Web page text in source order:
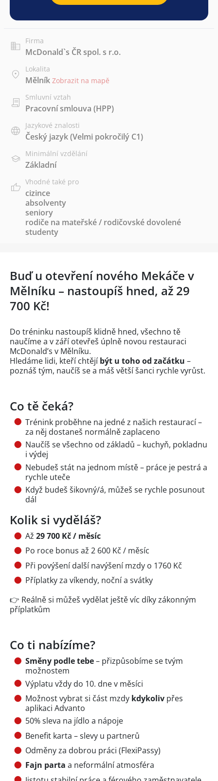
Firma
McDonald`s ČR spol. s r.o.
Lokalita
Mělník Zobrazit na mapě
Smluvní vztah
Pracovní smlouva (HPP)
Jazykové znalosti
Český jazyk(Velmi pokročilý C1)
Minimální vzdělání
Základní
Vhodné také pro
cizince
absolventy
seniory
rodiče na mateřské / rodičovské dovolené
studenty
Buď u otevření nového Mekáče v
Mělníku – nastoupíš hned, až 29
700 Kč!
Do tréninku nastoupíš klidně hned, všechno tě
naučíme a v září otevřeš úplně novou restauraci
McDonald’s v Mělníku.
Hledáme lidi, kteří chtějíbýt u toho od začátku –
poznáš tým, naučíš se a máš větší šanci rychle vyrůst.
Co tě čeká?
Trénink proběhne na jedné z našich restaurací –
za něj dostaneš normálně zaplaceno
Naučíš se všechno od základů – kuchyň, pokladnu
i výdej
Nebudeš stát na jednom místě – práce je pestrá a
rychle uteče
Když budeš šikovný/á, můžeš se rychle posunout
dál
Kolik si vyděláš?
Až 29 700 Kč / měsíc
Po roce bonus až 2 600 Kč / měsíc
Při povýšení další navýšení mzdy o 1760 Kč
Příplatky za víkendy, noční a svátky
👉 Reálně si můžeš vydělat ještě víc díky zákonným
příplatkům
Co ti nabízíme?
Směny podle tebe– přizpůsobíme se tvým
možnostem
Výplatu vždy do 10. dne v měsíci
Možnost vybrat si část mzdy kdykoliv přes
aplikaci Advanto
50% sleva na jídlo a nápoje
Benefit karta – slevy u partnerů
Odměny za dobrou práci (FlexiPassy)
Fajn parta a neformální atmosféra